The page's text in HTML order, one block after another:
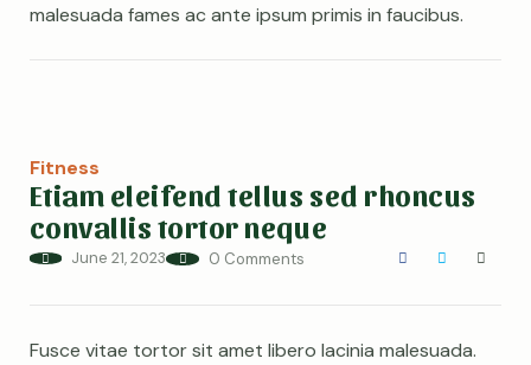
malesuada fames ac ante ipsum primis in faucibus.
Fitness
Etiam eleifend tellus sed rhoncus
convallis tortor neque
June 21, 2023 0 Comments
Fusce vitae tortor sit amet libero lacinia malesuada.